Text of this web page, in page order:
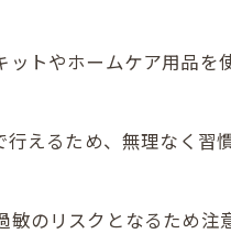
トやホームケア用品を
えるため、無理なく習
のリスクとなるため注